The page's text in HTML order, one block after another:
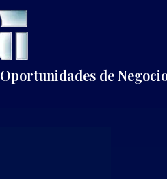
Oportunidades de